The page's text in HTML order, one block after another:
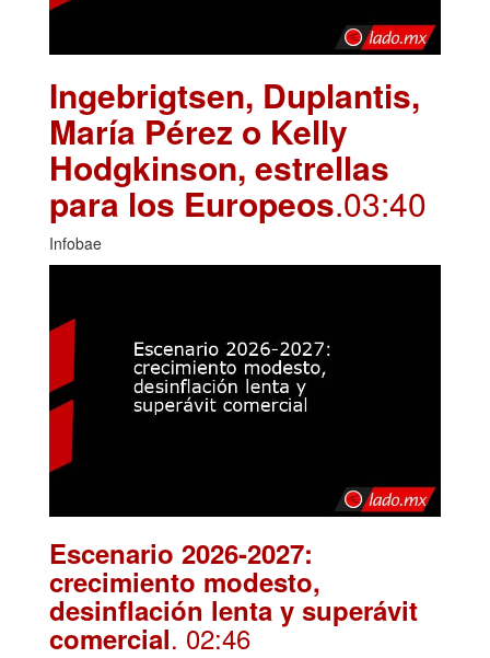
Ingebrigtsen, Duplantis,
María Pérez o Kelly
Hodgkinson, estrellas
para los Europeos.03:40
Infobae
Escenario 2026-2027:
crecimiento modesto,
desinflación lenta y superávit
comercial. 02:46